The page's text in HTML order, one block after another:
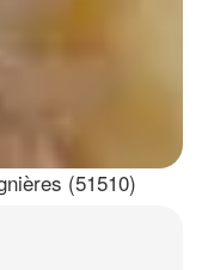
(51510)